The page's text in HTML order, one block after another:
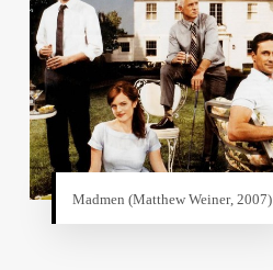
Madmen (Matthew Weiner, 2007)